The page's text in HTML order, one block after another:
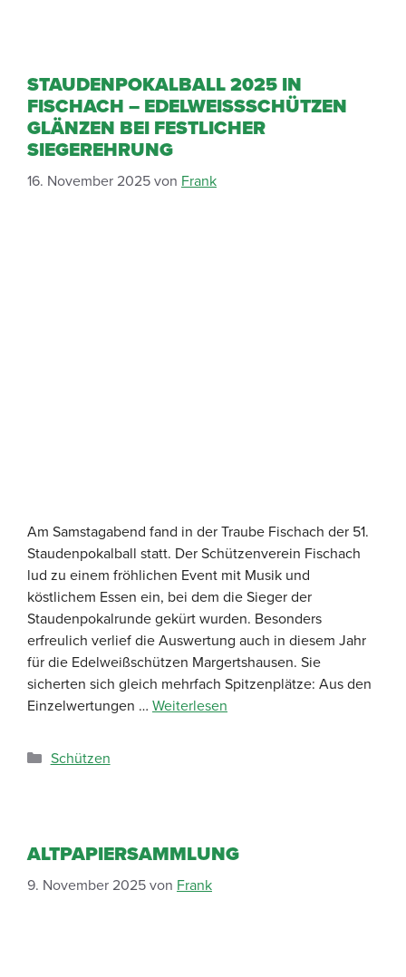
STAUDENPOKALBALL 2025 IN
FISCHACH – EDELWEISSSCHÜTZEN G
LÄNZEN BEI FESTLICHER S
IEGEREHRUNG
16. November 2025von Frank
Am Samstagabend fand in der Traube Fischach der 51.
Staudenpokalball statt. Der Schützenverein Fischach
lud zu einem fröhlichen Event mit Musik und
köstlichem Essen ein, bei dem die Sieger der
Staudenpokalrunde gekürt wurden. Besonders
erfreulich verlief die Auswertung auch in diesem Jahr
für die Edelweißschützen Margertshausen. Sie
sicherten sich gleich mehrfach Spitzenplätze: Aus den
Einzelwertungen … Weiterlesen
Schützen
ALTPAPIERSAMMLUNG
9. November 2025von Frank